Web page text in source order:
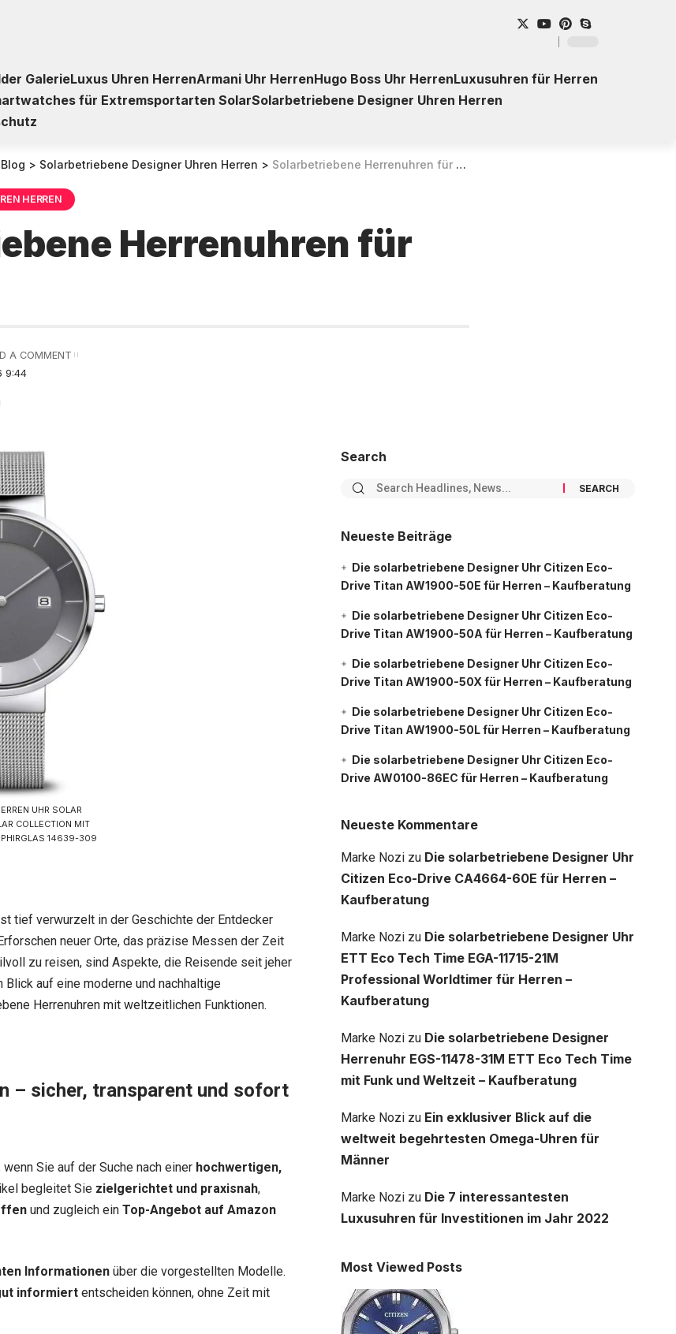
GalerieLuxus Uhren HerrenArmani Uhr HerrenHugo Boss Uhr HerrenLuxusuhren für Herren
für Extremsportarten SolarSolarbetriebene Designer Uhren Herren
Blog > Solarbetriebene Designer Uhren Herren > Solarbetriebene Herrenuhren für die Reise
HERREN
Herrenuhren für
9:44
A COMMENT
UHR SOLAR
COLLECTION MIT
14639-309
tief verwurzelt in der Geschichte der Entdecker
neuer Orte, das präzise Messen der Zeit
zu reisen, sind Aspekte, die Reisende seit jeher
auf eine moderne und nachhaltige
Herrenuhren mit weltzeitlichen Funktionen.
– sicher, transparent und sofort
wenn Sie auf der Suche nach einer hochwertigen,
begleitet Sie zielgerichtet und praxisnah,
und zugleich ein Top-Angebot auf Amazon
Informationen über die vorgestellten Modelle.
informiert entscheiden können, ohne Zeit mit
Search
Neueste Beiträge
Die solarbetriebene Designer Uhr Citizen Eco-
Drive Titan AW1900-50E für Herren – Kaufberatung
Die solarbetriebene Designer Uhr Citizen Eco-
Drive Titan AW1900-50A für Herren – Kaufberatung
Die solarbetriebene Designer Uhr Citizen Eco-
Drive Titan AW1900-50X für Herren – Kaufberatung
Die solarbetriebene Designer Uhr Citizen Eco-
Drive Titan AW1900-50L für Herren – Kaufberatung
Die solarbetriebene Designer Uhr Citizen Eco-
Drive AW0100-86EC für Herren – Kaufberatung
Neueste Kommentare
Marke Nozizu Die solarbetriebene Designer Uhr
Citizen Eco-Drive CA4664-60E für Herren –
Kaufberatung
Marke Nozizu Die solarbetriebene Designer Uhr
ETT Eco Tech Time EGA-11715-21M
Professional Worldtimer für Herren –
Kaufberatung
Marke Nozizu Die solarbetriebene Designer
Herrenuhr EGS-11478-31M ETT Eco Tech Time
mit Funk und Weltzeit – Kaufberatung
Marke Nozizu Ein exklusiver Blick auf die
weltweit begehrtesten Omega-Uhren für
Männer
Marke Nozizu Die 7 interessantesten
Luxusuhren für Investitionen im Jahr 2022
Most Viewed Posts